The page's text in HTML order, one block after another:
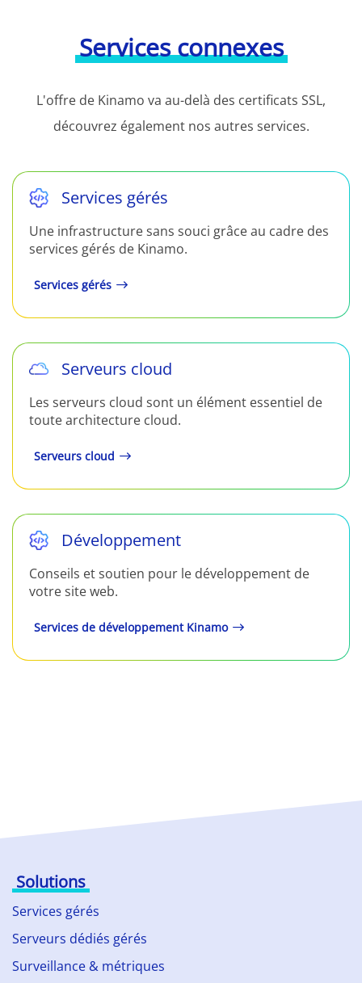
Services connexes
L'offre de Kinamo va au-delà des certificats SSL,
découvrez également nos autres services.
Services gérés
Une infrastructure sans souci grâce au cadre des
services gérés de Kinamo.
Services gérés
Serveurs cloud
Les serveurs cloud sont un élément essentiel de
toute architecture cloud.
Serveurs cloud
Développement
Conseils et soutien pour le développement de
votre site web.
Services de développement Kinamo
Solutions
Services gérés
Serveurs dédiés gérés
Surveillance & métriques